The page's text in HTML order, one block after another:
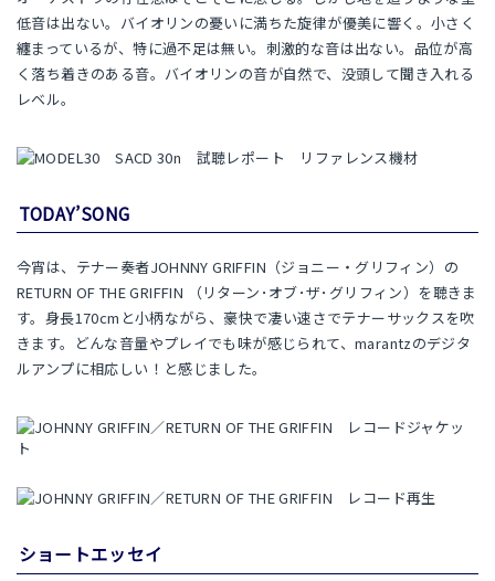
低音は出ない。バイオリンの憂いに満ちた旋律が優美に響く。小さく
纏まっているが、特に過不足は無い。刺激的な音は出ない。品位が高
く落ち着きのある音。バイオリンの音が自然で、没頭して聞き入れる
レベル。
TODAY’SONG
今宵は、テナー奏者JOHNNY GRIFFIN（ジョニー・グリフィン）の
RETURN OF THE GRIFFIN （リターン･オブ･ザ･グリフィン）を聴きま
す。身長170cmと小柄ながら、豪快で凄い速さでテナーサックスを吹
きます。どんな音量やプレイでも味が感じられて、marantzのデジタ
ルアンプに相応しい！と感じました。
ショートエッセイ